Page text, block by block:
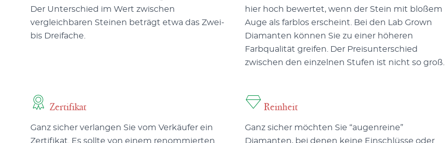
Der Unterschied im Wert zwischen
vergleichbaren Steinen beträgt etwa das Zwei-
bis Dreifache.
hier hoch bewertet, wenn der Stein mit bloßem
Auge als farblos erscheint. Bei den Lab Grown
Diamanten können Sie zu einer höheren
Farbqualität greifen. Der Preisunterschied
zwischen den einzelnen Stufen ist nicht so groß.
Zertifikat
Ganz sicher verlangen Sie vom Verkäufer ein
Zertifikat. Es sollte von einem renommierten
Reinheit
Ganz sicher möchten Sie “augenreine”
Diamanten, bei denen keine Einschlüsse oder